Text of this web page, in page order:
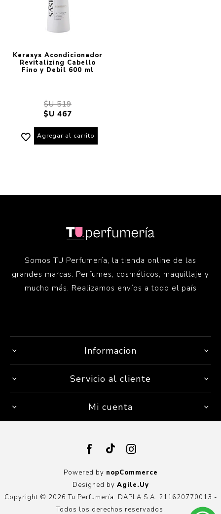
Kerasys Acondicionador
Revitalizing Cabello
Fino y Debil 600 ml
$U 519
$U 467
Agregar al carrito
Somos TU Perfumería, la tienda online de las
grandes marcas. Perfumes, cosméticos, maquillaje y
mucho más. Realizamos envíos a todo el país
Informacion
Servicio al cliente
Mi cuenta
Powered by nopCommerce
Designed by Agile.Uy
Copyright © 2026 Tu Perfumería. DAPLA S.A. 211620770013 -
Todos los derechos reservados.